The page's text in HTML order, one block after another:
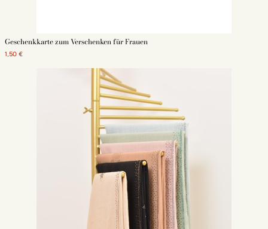
Geschenkkarte zum Verschenken für Frauen
1,50 €